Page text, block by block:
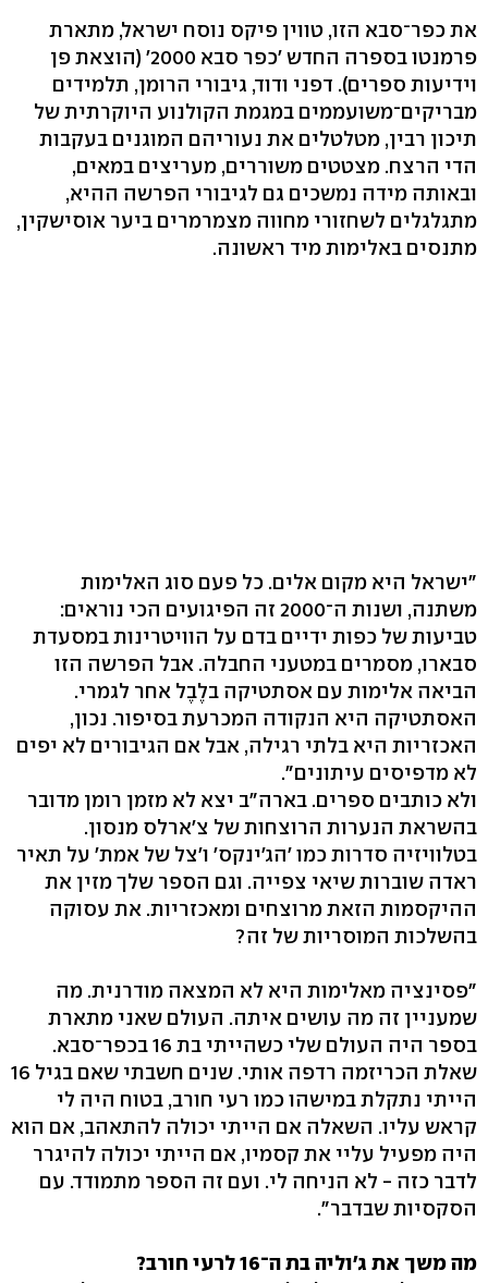
את כפר־סבא הזו, טווין פיקס נוסח ישראל, מתארת
פרמנטו בספרה החדש 'כפר סבא 2000' (הוצאת פן
וידיעות ספרים). דפני ודוד, גיבורי הרומן, תלמידים
מבריקים־משועממים במגמת הקולנוע היוקרתית של
תיכון רבין, מטלטלים את נעוריהם המוגנים בעקבות
הדי הרצח. מצטטים משוררים, מעריצים במאים,
ובאותה מידה נמשכים גם לגיבורי הפרשה ההיא,
מתגלגלים לשחזורי מחווה מצמרמרים ביער אוסישקין,
מתנסים באלימות מיד ראשונה.
"ישראל היא מקום אלים. כל פעם סוג האלימות
משתנה, ושנות ה־2000 זה הפיגועים הכי נוראים:
טביעות של כפות ידיים בדם על הוויטרינות במסעדת
סבארו, מסמרים במטעני החבלה. אבל הפרשה הזו
הביאה אלימות עם אסתטיקה בלֶבֶל אחר לגמרי.
האסתטיקה היא הנקודה המכרעת בסיפור. נכון,
האכזריות היא בלתי רגילה, אבל אם הגיבורים לא יפים
לא מדפיסים עיתונים".
ולא כותבים ספרים. בארה"ב יצא לא מזמן רומן מדובר
בהשראת הנערות הרוצחות של צ'ארלס מנסון.
בטלוויזיה סדרות כמו 'הג'ינקס' ו'צל של אמת' על תאיר
ראדה שוברות שיאי צפייה. וגם הספר שלך מזין את
ההיקסמות הזאת מרוצחים ומאכזריות. את עסוקה
בהשלכות המוסריות של זה?
"פסינציה מאלימות היא לא המצאה מודרנית. מה
שמעניין זה מה עושים איתה. העולם שאני מתארת
בספר היה העולם שלי כשהייתי בת 16 בכפר־סבא.
שאלת הכריזמה רדפה אותי. שנים חשבתי שאם בגיל 16
הייתי נתקלת במישהו כמו רעי חורב, בטוח היה לי
קראש עליו. השאלה אם הייתי יכולה להתאהב, אם הוא
היה מפעיל עליי את קסמיו, אם הייתי יכולה להיגרר
לדבר כזה - לא הניחה לי. ועם זה הספר מתמודד. עם
הסקסיות שבדבר".
מה משך את ג'וליה בת ה־16 לרעי חורב?